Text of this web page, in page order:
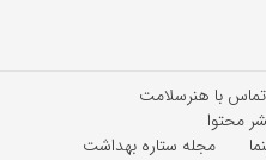
تماس با هنرسلامت
محتوا
مجله ستاره بهداشت